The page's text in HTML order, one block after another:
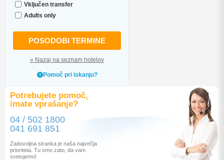
Vključen transfer
Adults only
POSODOBI TERMINE
« Nazaj na seznam hotelov
Pomoč pri iskanju?
Potrebujete pomoč,
imate vprašanje?
04 / 502 1800
041 691 851
Zadovoljna stranka je naša največja
prioriteta. Tu smo zato, da vam
svetujemo!